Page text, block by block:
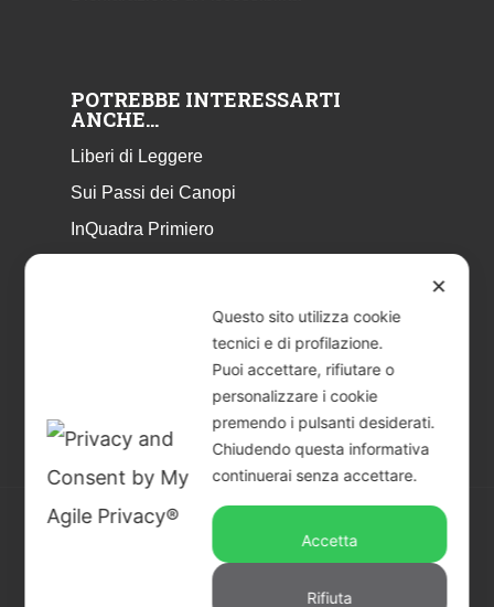
POTREBBE INTERESSARTI
ANCHE…
Liberi di Leggere
Sui Passi dei Canopi
InQuadra Primiero
Libretto Eventi – estate 2026
© 2026 Piccoli Musei a Primiero - San Martino di
Castrozza | CF & P.IVA 02401890229 |
✕
Questo sito utilizza cookie
tecnici e di profilazione.
Puoi accettare, rifiutare o
personalizzare i cookie
premendo i pulsanti desiderati.
Chiudendo questa informativa
continuerai senza accettare.
Accetta
Rifiuta